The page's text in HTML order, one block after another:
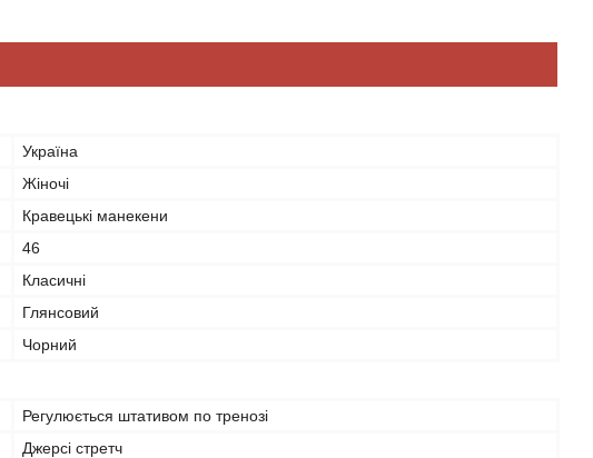
Україна
Жіночі
Кравецькі манекени
46
Класичні
Глянсовий
Чорний
Регулюється штативом по тренозі
Джерсі стретч